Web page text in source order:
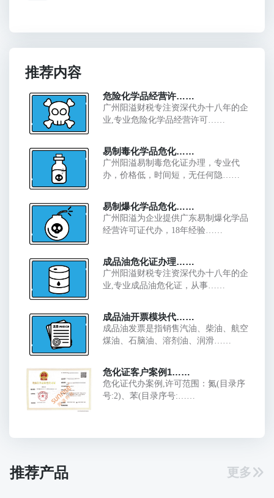
推荐内容
危险化学品经营许……
广州阳溢财税专注资深代办十八年的企
业,专业危险化学品经营许可……
易制毒化学品危化……
广州阳溢易制毒危化证办理，专业代
办，价格低，时间短，无任何隐……
易制爆化学品危化……
广州阳溢为企业提供广东易制爆化学品
经营许可证代办，18年经验……
成品油危化证办理……
广州阳溢财税专注资深代办十八年的企
业,专业成品油危化证，从事……
成品油开票模块代……
成品油发票是指销售汽油、柴油、航空
煤油、石脑油、溶剂油、润滑……
危化证客户案例1……
危化证代办案例,许可范围：氮(目录序
号:2)、苯(目录序号:……
推荐产品 更多